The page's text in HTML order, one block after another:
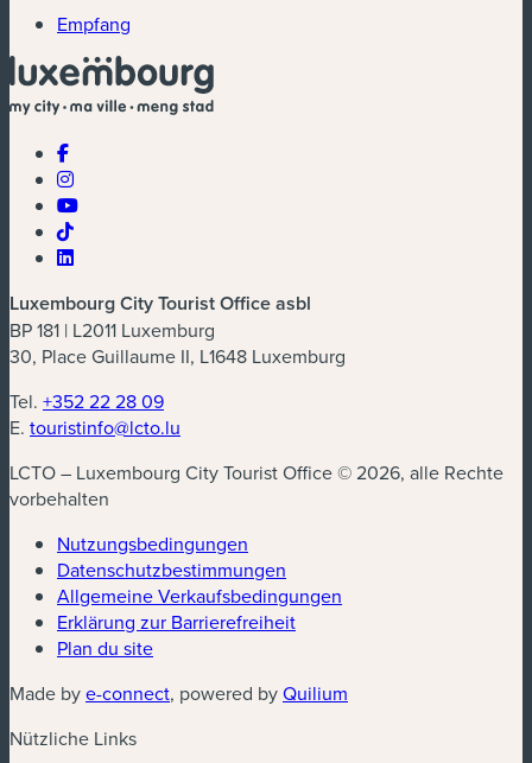
Empfang
Luxembourg City Tourist Office asbl
BP 181 | L2011 Luxemburg
30, Place Guillaume II, L1648 Luxemburg
Tel. +352 22 28 09
E. touristinfo@lcto.lu
LCTO – Luxembourg City Tourist Office © 2026, alle Rechte
vorbehalten
Nutzungsbedingungen
Datenschutzbestimmungen
Allgemeine Verkaufsbedingungen
Erklärung zur Barrierefreiheit
Plan du site
Made bye-connect(neues Fenster)
, powered byQuilium
Nützliche Links